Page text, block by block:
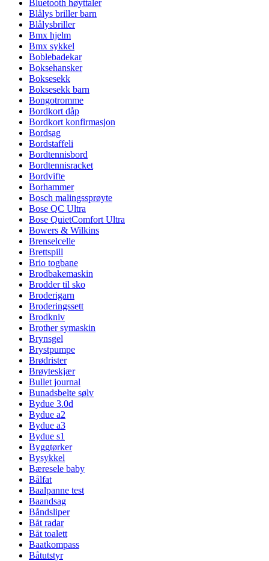
Bluetooth høyttaler
Blålys briller barn
Blålysbriller
Bmx hjelm
Bmx sykkel
Boblebadekar
Boksehansker
Boksesekk
Boksesekk barn
Bongotromme
Bordkort dåp
Bordkort konfirmasjon
Bordsag
Bordstaffeli
Bordtennisbord
Bordtennisracket
Bordvifte
Borhammer
Bosch malingssprøyte
Bose QC Ultra
Bose QuietComfort Ultra
Bowers & Wilkins
Brenselcelle
Brettspill
Brio togbane
Brodbakemaskin
Brodder til sko
Broderigarn
Broderingssett
Brodkniv
Brother symaskin
Brynsgel
Brystpumpe
Brødrister
Brøyteskjær
Bullet journal
Bunadsbelte sølv
Bydue 3.0d
Bydue a2
Bydue a3
Bydue s1
Byggtørker
Bysykkel
Bæresele baby
Bålfat
Baalpanne test
Baandsag
Båndsliper
Båt radar
Båt toalett
Baatkompass
Båtutstyr